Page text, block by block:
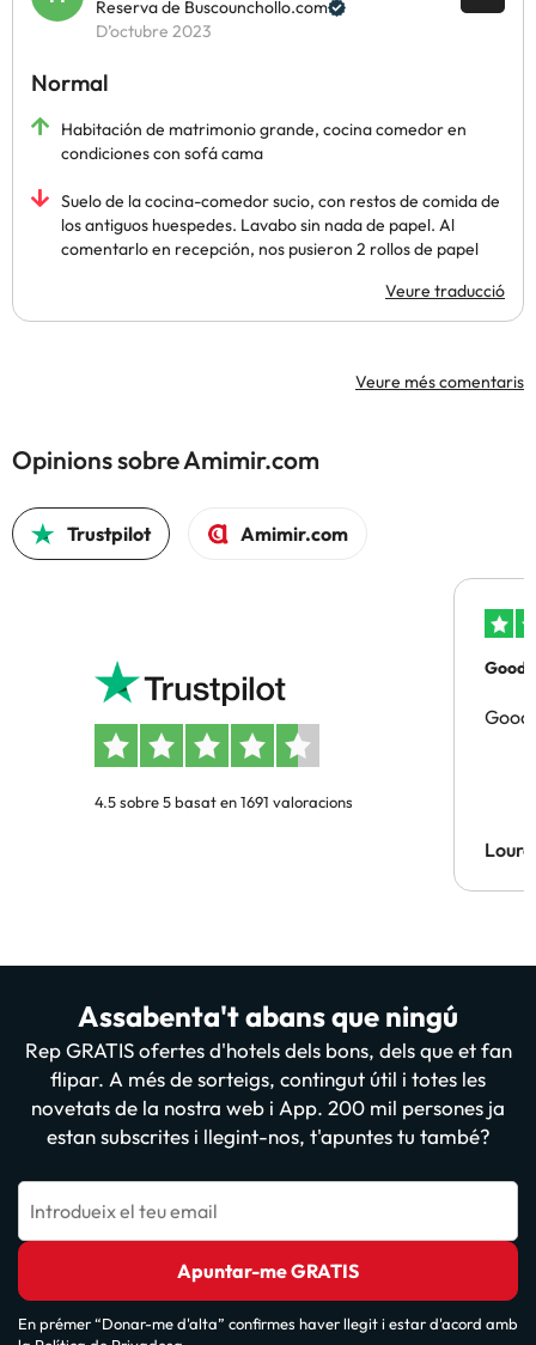
Reserva de Buscounchollo.com
D’octubre 2023
Normal
Habitación de matrimonio grande, cocina comedor en
condiciones con sofá cama
Suelo de la cocina-comedor sucio, con restos de comida de
los antiguos huespedes. Lavabo sin nada de papel. Al
comentarlo en recepción, nos pusieron 2 rollos de papel
Veure traducció
Veure més comentaris
Opinions sobre Amimir.com
Trustpilot Amimir.com
4.5 sobre 5 basat en 1691 valoracions
Good
Good
Assabenta't abans que ningú
Rep GRATIS ofertes d'hotels dels bons, dels que et fan
flipar. A més de sorteigs, contingut útil i totes les
novetats de la nostra web i App. 200 mil persones ja
estan subscrites i llegint-nos, t'apuntes tu també?
Introdueix el teu email
Apuntar-me GRATIS
En prémer “Donar-me d'alta” confirmes haver llegit i estar d'acord amb